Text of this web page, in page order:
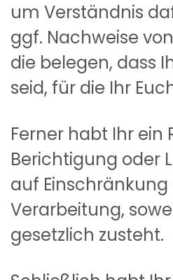
um Verständnis
ggf. Nachweise
die belegen, dass
seid, für die Ihr
Ferner habt Ihr ein
Berichtigung oder
auf Einschränkung
Verarbeitung,
gesetzlich zusteht.